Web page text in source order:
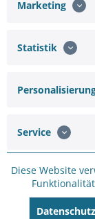
Merken
Marketing
Statistik
Service
Diese Website